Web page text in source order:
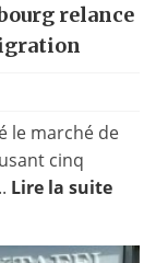
relance
le marché de
cinq
Lire la suite